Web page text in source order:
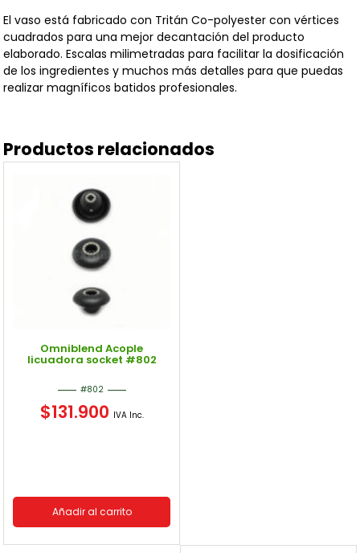
El vaso está fabricado con Tritán Co-polyester con vértices
cuadrados para una mejor decantación del producto
elaborado. Escalas milimetradas para facilitar la dosificación
de los ingredientes y muchos más detalles para que puedas
realizar magníficos batidos profesionales.
Productos relacionados
Omniblend Acople
licuadora socket #802
#802
$131.900 IVA Inc.
Añadir al carrito